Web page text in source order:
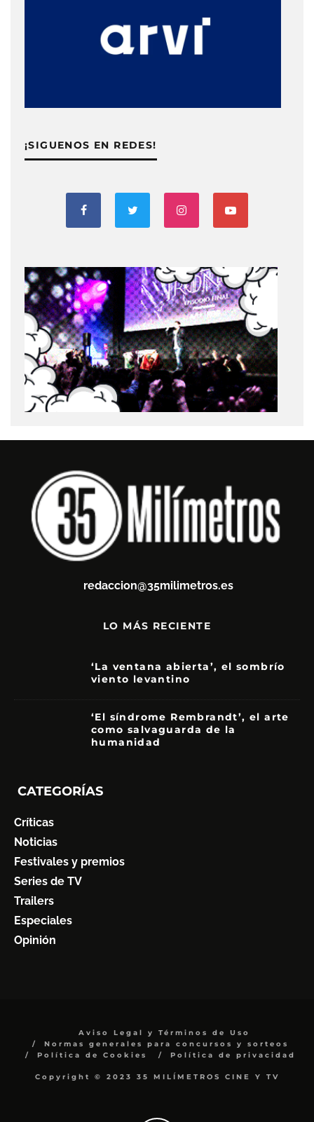
¡SIGUENOS EN REDES!
redaccion@35milimetros.es
LO MÁS RECIENTE
‘La ventana abierta’, el sombrío
viento levantino
‘El síndrome Rembrandt’, el arte
como salvaguarda de la
humanidad
CATEGORÍAS
Críticas
Noticias
Festivales y premios
Series de TV
Trailers
Especiales
Opinión
Aviso Legal y Términos de Uso
Normas generales para concursos y sorteos
Política de Cookies
Política de privacidad
Copyright © 2023 35 MILÍMETROS CINE Y TV